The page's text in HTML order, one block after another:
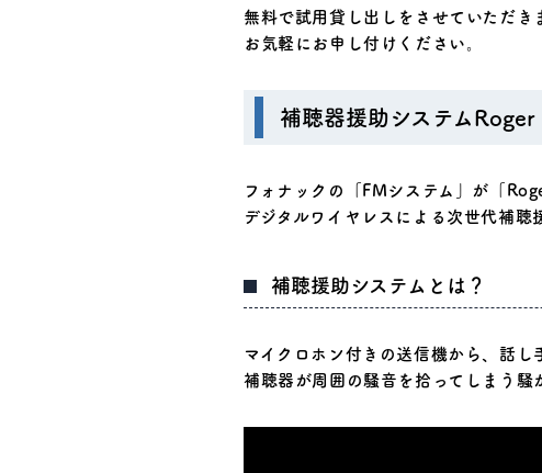
無料で試用貸し出しをさせていただき
お気軽にお申し付けください。
補聴器援助システム
フォナックの「FMシステム」が「
デジタルワイヤレスによる次世代補聴
補聴援助システムとは？
マイクロホン付きの送信機から、話し
補聴器が周囲の騒音を拾ってしまう騒